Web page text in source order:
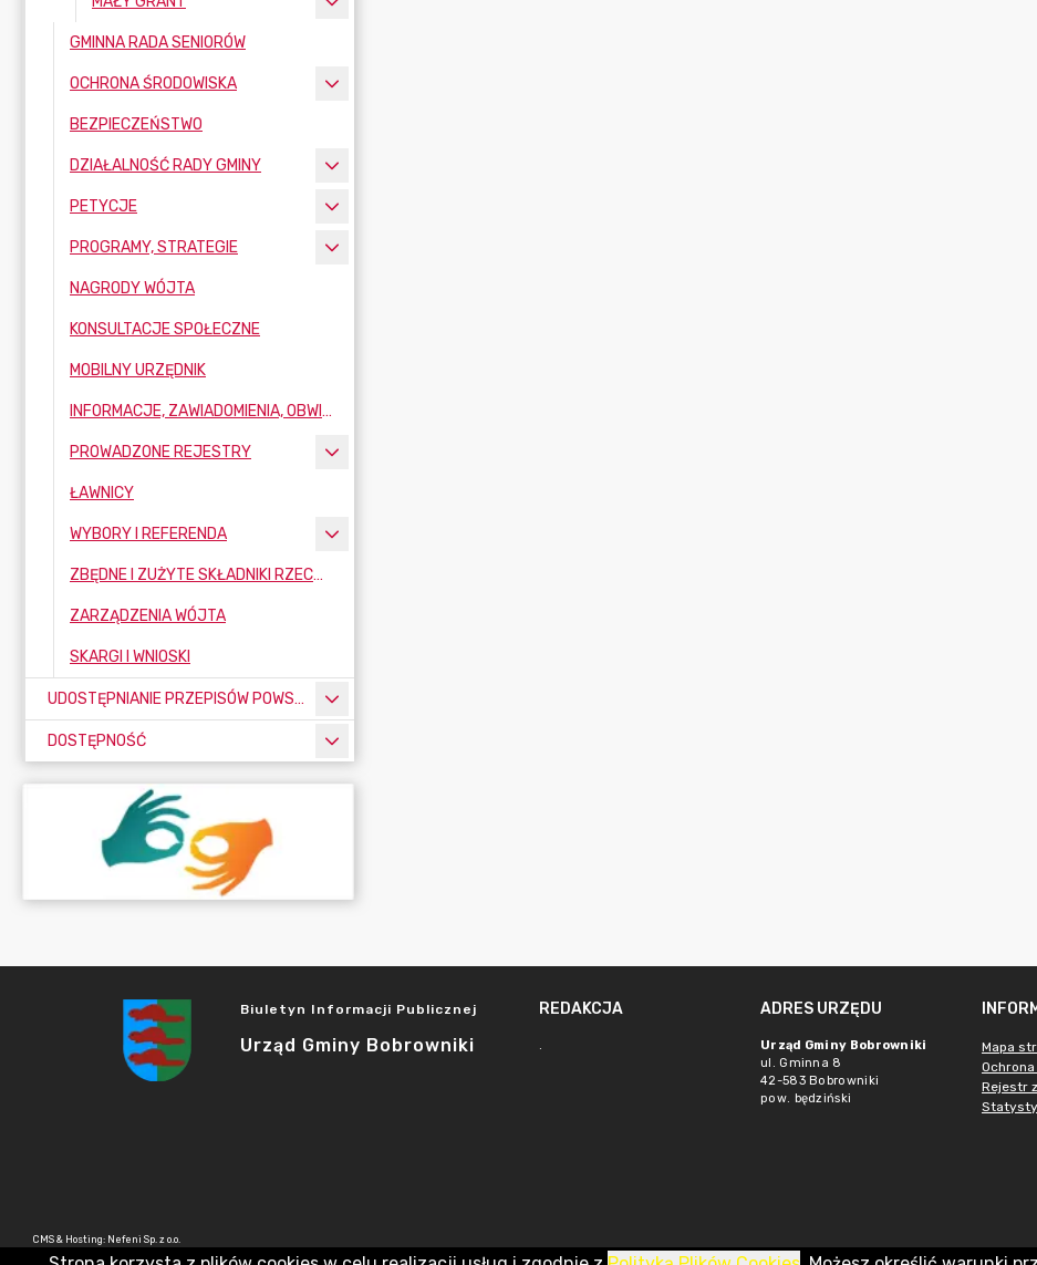
GMINNA RADA SENIORÓW
OCHRONA ŚRODOWISKA
BEZPIECZEŃSTWO
DZIAŁALNOŚĆ RADY GMINY
PETYCJE
PROGRAMY, STRATEGIE
NAGRODY WÓJTA
KONSULTACJE SPOŁECZNE
MOBILNY URZĘDNIK
INFORMACJE, ZAWIADOMIENIA, OBWIESZCZENIA
PROWADZONE REJESTRY
ŁAWNICY
WYBORY I REFERENDA
ZBĘDNE I ZUŻYTE SKŁADNIKI RZECZOWE MAJĄTKU RUCHOMEGO
ZARZĄDZENIA WÓJTA
SKARGI I WNIOSKI
UDOSTĘPNIANIE PRZEPISÓW POWSZECHNIE OBOWIĄZUJĄCYCH
DOSTĘPNOŚĆ
Biuletyn Informacji Publicznej
Urząd Gminy Bobrowniki
REDAKCJA
.
ADRES URZĘDU
Urząd Gminy Bobrowniki
ul. Gminna 8
42-583 Bobrowniki
pow. będziński
Mapa
Rejestr
CMS & Hosting: Nefeni Sp. z o.o.